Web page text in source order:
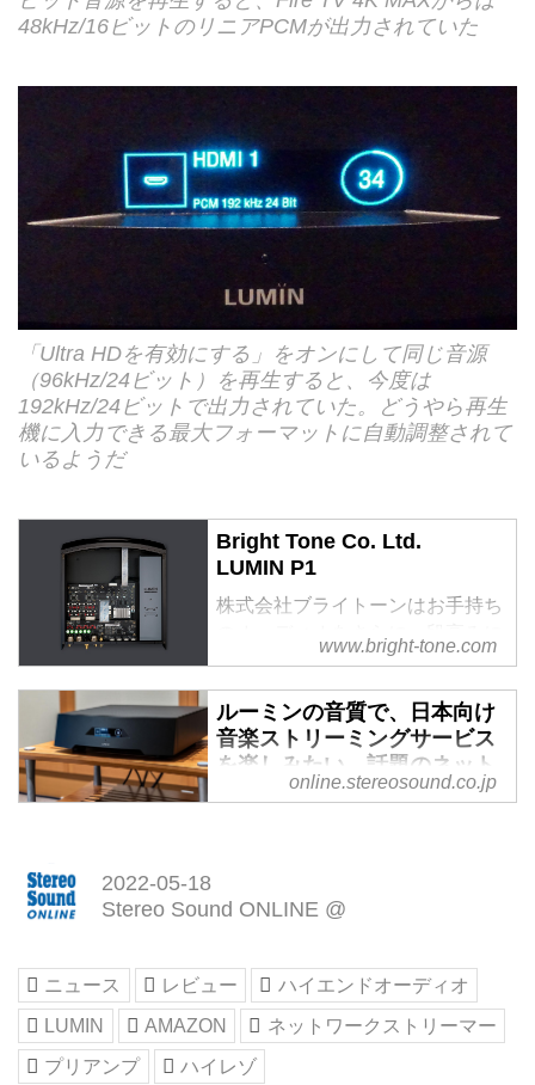
48kHz/16ビットのリニアPCMが出力されていた
「Ultra HDを有効にする」をオンにして同じ音源
（96kHz/24ビット）を再生すると、今度は
192kHz/24ビットで出力されていた。どうやら再生
機に入力できる最大フォーマットに自動調整されて
いるようだ
Bright Tone Co. Ltd.
LUMIN P1
株式会社ブライトーンはお手持ち
引き揚げる「突き抜けたオーディ
オ機器を提供する」ことを目的と
して各種音響機器（オーディオ、
楽器、AV）の開発・販売を行な
っています。
www.bright-tone.com
ルーミンの音質で、日本向け
音楽ストリーミングサービス
を楽しみたい。話題のネット
ワークストリーマー「LUMIN
ネットワークオーディオプレーヤ
体型システムやパワーアンプなど
まで展開するハイエンドブランド
に成長した。
そんなルーミン製品で今回注目し
online.stereosound.co.jp
2022-05-18
Stereo Sound ONLINE @
ニュース レビュー
ハイエンドオーディオ
LUMIN
AMAZON
ネットワークストリーマー
プリアンプ
ハイレゾ